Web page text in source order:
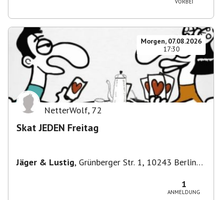
VORBEI
Morgen, 07.08.2026
17:30
NetterWolf, 72
Skat JEDEN Freitag
Jäger & Lustig, Grünberger Str. 1, 10243 Berlin-
1
ANMELDUNG